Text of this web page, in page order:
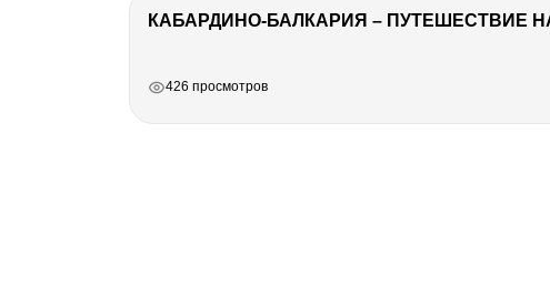
КАБАРДИНО-БАЛКАРИЯ – ПУТЕШЕСТВИЕ
426 просмотров